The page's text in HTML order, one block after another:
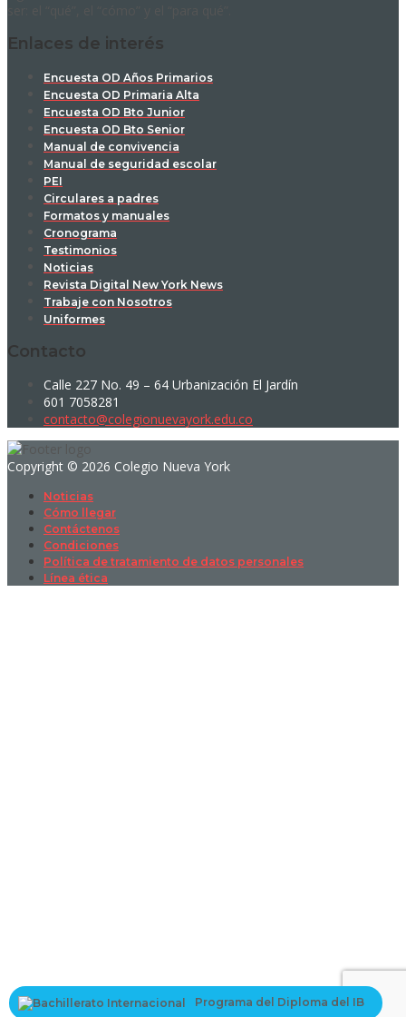
Programa del Diploma del IB
Enlaces de interés
Encuesta OD Años Primarios
Encuesta OD Primaria Alta
Encuesta OD Bto Junior
Encuesta OD Bto Senior
Manual de convivencia
Manual de seguridad escolar
PEI
Circulares a padres
Formatos y manuales
Cronograma
Testimonios
Noticias
Revista Digital New York News
Trabaje con Nosotros
Uniformes
Contacto
Calle 227 No. 49 – 64 Urbanización El Jardín
601 7058281
contacto@colegionuevayork.edu.co
Copyright © 2026 Colegio Nueva York
Noticias
Cómo llegar
Contáctenos
Condiciones
Política de tratamiento de datos personales
Línea ética
We'll send you an email as soon as your
application is approved.Go to Profile
No account?RegistroSign In